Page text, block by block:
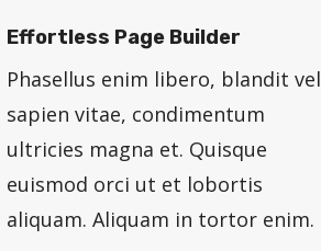
Effortless Page Builder
Phasellus enim libero, blandit vel
sapien vitae, condimentum
ultricies magna et. Quisque
euismod orci ut et lobortis
aliquam. Aliquam in tortor enim.